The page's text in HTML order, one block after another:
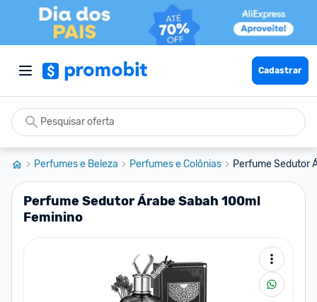
Cadastrar
Perfumes e Beleza Perfumes e Colônias Perfume Sedutor
Perfume Sedutor Árabe Sabah 100ml
Feminino